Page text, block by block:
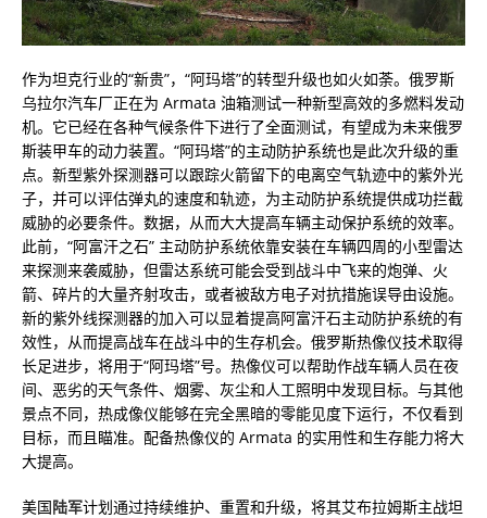
作为坦克行业的“新贵”，“阿玛塔”的转型升级也如火如荼。俄罗斯
乌拉尔汽车厂正在为 Armata 油箱测试一种新型高效的多燃料发动
机。它已经在各种气候条件下进行了全面测试，有望成为未来俄罗
斯装甲车的动力装置。“阿玛塔”的主动防护系统也是此次升级的重
点。新型紫外探测器可以跟踪火箭留下的电离空气轨迹中的紫外光
子，并可以评估弹丸的速度和轨迹，为主动防护系统提供成功拦截
威胁的必要条件。数据，从而大大提高车辆主动保护系统的效率。
此前，“阿富汗之石” 主动防护系统依靠安装在车辆四周的小型雷达
来探测来袭威胁，但雷达系统可能会受到战斗中飞来的炮弹、火
箭、碎片的大量齐射攻击，或者被敌方电子对抗措施误导由设施。
新的紫外线探测器的加入可以显着提高阿富汗石主动防护系统的有
效性，从而提高战车在战斗中的生存机会。俄罗斯热像仪技术取得
长足进步，将用于“阿玛塔”号。热像仪可以帮助作战车辆人员在夜
间、恶劣的天气条件、烟雾、灰尘和人工照明中发现目标。与其他
景点不同，热成像仪能够在完全黑暗的零能见度下运行，不仅看到
目标，而且瞄准。配备热像仪的 Armata 的实用性和生存能力将大
大提高。
美国陆军计划通过持续维护、重置和升级，将其艾布拉姆斯主战坦